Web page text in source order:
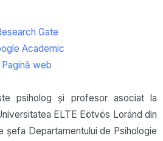
Gate
Academic
Pagină web
psiholog și profesor asociat la
ELTE Eötvös Loránd din
șefa Departamentului de Psihologie